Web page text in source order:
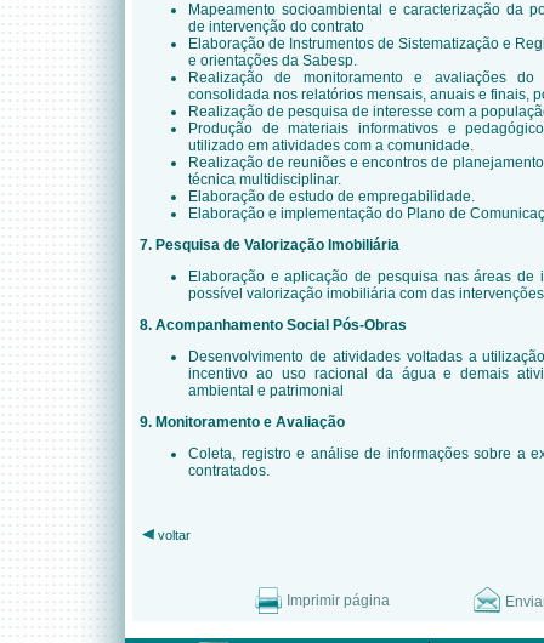
Mapeamento socioambiental e caracterização da
de intervenção do contrato
Elaboração de Instrumentos de Sistematização e
e orientações da Sabesp.
Realização de monitoramento e avaliações do
consolidada nos relatórios mensais, anuais e finais,
Realização de pesquisa de interesse com a
Produção de materiais informativos e
utilizado em atividades com a comunidade.
Realização de reuniões e encontros de
técnica multidisciplinar.
Elaboração de estudo de empregabilidade.
Elaboração e implementação do Plano de
7. Pesquisa de Valorização Imobiliária
Elaboração e aplicação de pesquisa nas áreas de
possível valorização imobiliária com das
8. Acompanhamento Social Pós-Obras
Desenvolvimento de atividades voltadas a
incentivo ao uso racional da água e demais
ambiental e patrimonial
9. Monitoramento e Avaliação
Coleta, registro e análise de informações sobre a
contratados.
voltar
Imprimir página